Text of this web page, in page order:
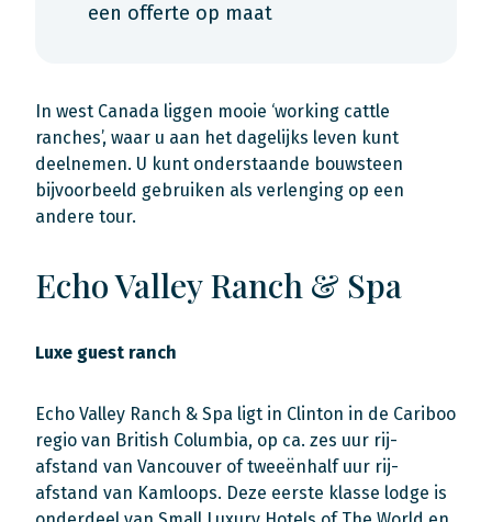
een offerte op maat
In west Canada liggen mooie ‘working cattle
ranches’, waar u aan het dagelijks leven kunt
deelnemen. U kunt onderstaande bouwsteen
bijvoorbeeld gebruiken als verlenging op een
andere tour.
Echo Valley Ranch & Spa
Luxe guest ranch
Echo Valley Ranch & Spa ligt in Clinton in de Cariboo
regio van British Columbia, op ca. zes uur rij-
afstand van Vancouver of tweeënhalf uur rij-
afstand van Kamloops. Deze eerste klasse lodge is